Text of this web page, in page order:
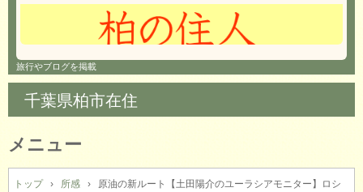
旅行やブログを掲載
千葉県柏市在住
メニュー
コ
ントップ › 所感 ›
原油の新ルート【土田陽介のユーラシアモニター】ロシ